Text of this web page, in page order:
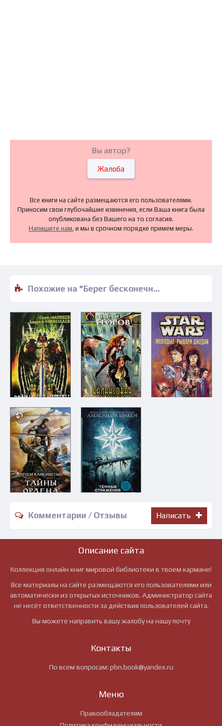
Вы автор?
Жалоба
Все книги на сайте размещаются его пользователями.
Приносим свои глубочайшие извинения, если Ваша книга была
опубликована без Вашего на то согласия.
Напишите нам, и мы в срочном порядке примем меры.
Похожие на "Берег бесконечности - Джек Макдевит" книги читать бесплатно полные версии
Комментарии / Отзывы Написать
Описание сайта
Коллекция онлайн книг мировой библиотеки в твоем кармане!
Все материалы на сайте размещаются его пользователями или
автоматически из открытых источников. Администратор сайта
не несёт ответственности за действия пользователей сайта.
Вы можете направить вашу жалобу на нашу почту
Контакты
По всем вопросам: pbn.book@yandex.ru
Меню
Правообладателям